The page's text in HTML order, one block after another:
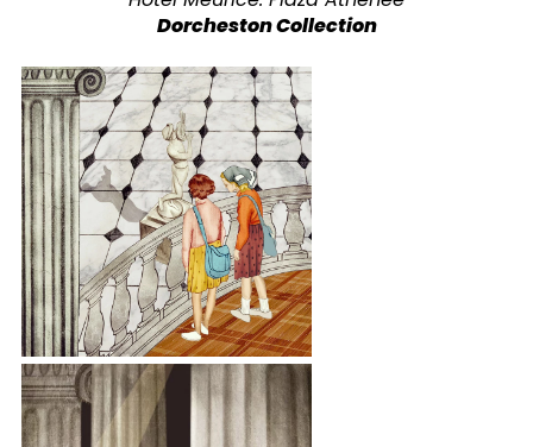
Dorcheston Collection